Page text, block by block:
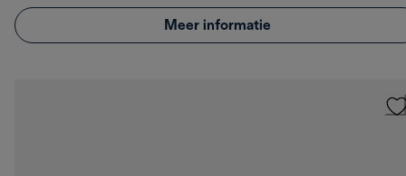
Meer informatie